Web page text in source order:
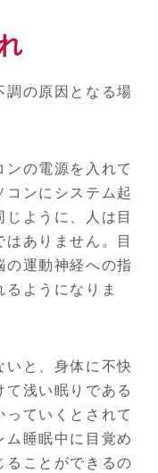
の原因となる場
の電源を入れて
ンにシステム起
ように、人は目
ありません。目
運動神経への指
ようになりま
いと、身体に不快
浅い眠りである
ていくとされて
睡眠中に目覚め
ることができるの